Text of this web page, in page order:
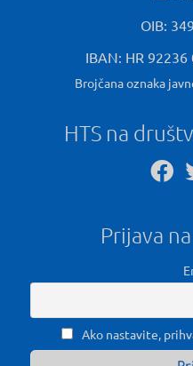
OIB:
IBAN: HR
Brojčana oznaka
HTS na
Prijava
Ako nastavite,